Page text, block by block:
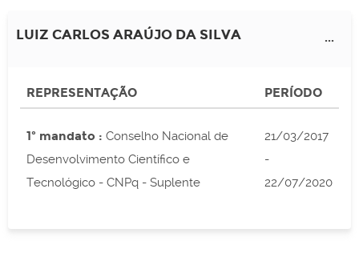
LUIZ CARLOS ARAÚJO DA SILVA ...
REPRESENTAÇÃO PERÍODO
1º mandato : Conselho Nacional de
Desenvolvimento Científico e
Tecnológico - CNPq - Suplente
21/03/2017
-
22/07/2020